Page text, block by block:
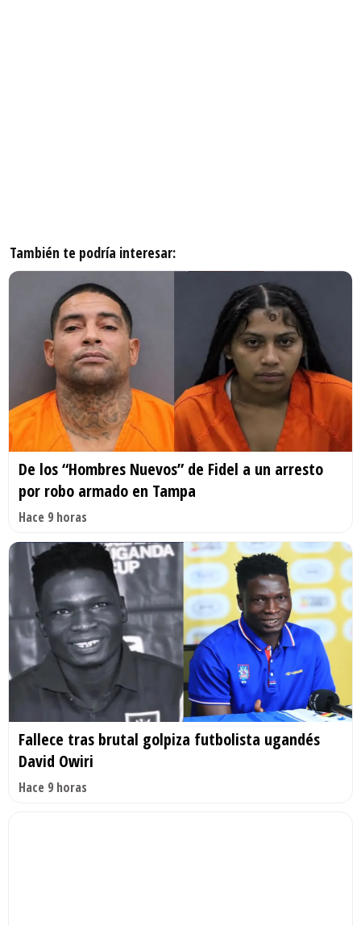
También te podría interesar:
De los “Hombres Nuevos” de Fidel a un arresto
por robo armado en Tampa
Hace 9 horas
Fallece tras brutal golpiza futbolista ugandés
David Owiri
Hace 9 horas